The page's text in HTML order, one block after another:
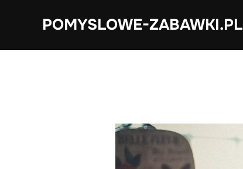
POMYSLOWE-ZABAWKI.PL